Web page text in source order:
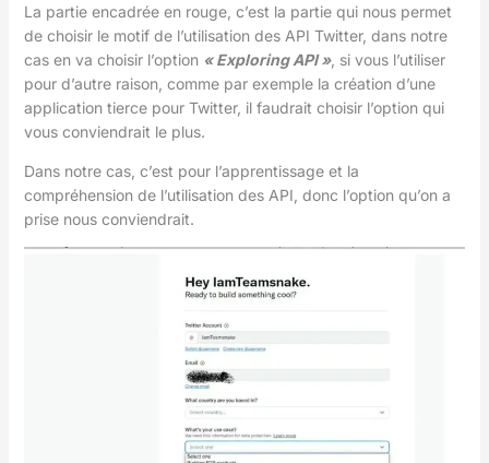
La partie encadrée en rouge, c’est la partie qui nous permet
de choisir le motif de l’utilisation des API Twitter, dans notre
cas en va choisir l’option « Exploring API », si vous l’utiliser
pour d’autre raison, comme par exemple la création d’une
application tierce pour Twitter, il faudrait choisir l’option qui
vous conviendrait le plus.
Dans notre cas, c’est pour l’apprentissage et la
compréhension de l’utilisation des API, donc l’option qu’on a
prise nous conviendrait.